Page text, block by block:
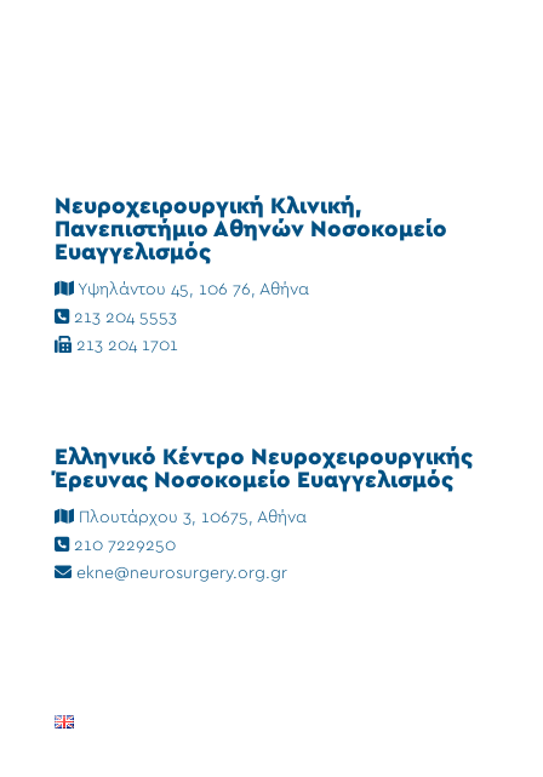
Νευροχειρουργική Κλινική,
Πανεπιστήμιο Αθηνών Νοσοκομείο
Ευαγγελισμός
Υψηλάντου 45, 106 76, Αθήνα
213 204 5553
213 204 1701
Ελληνικό Κέντρο Νευροχειρουργικής
Έρευνας Νοσοκομείο Ευαγγελισμός
Πλουτάρχου 3, 10675, Αθήνα
210 7229250
ekne@neurosurgery.org.gr